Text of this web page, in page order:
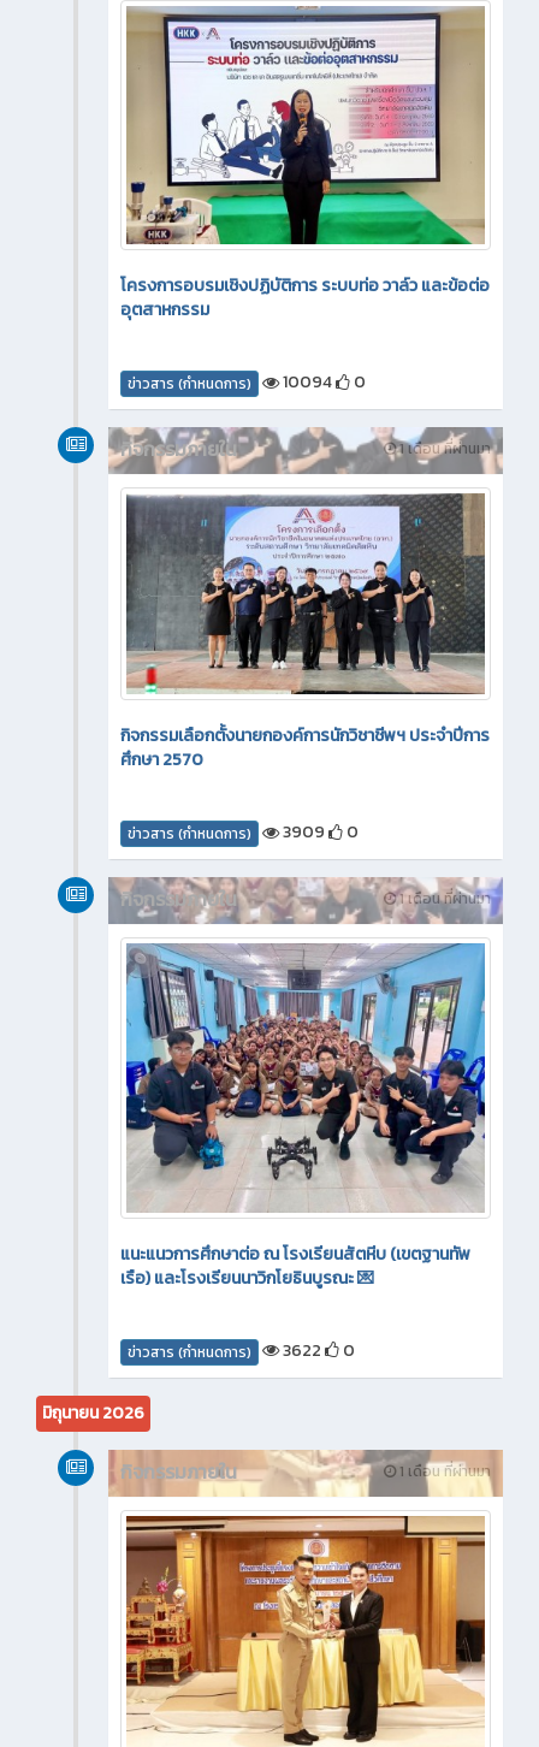
โครงการอบรมเชิงปฏิบัติการ ระบบท่อ วาล์ว และข้อต่อ
อุตสาหกรรม
ข่าวสาร (กำหนดการ) 10094 0
1 เดือน ที่ผ่านมา
กิจกรรมภายใน
กิจกรรมเลือกตั้งนายกองค์การนักวิชาชีพฯ ประจำปีการ
ศึกษา 2570
ข่าวสาร (กำหนดการ) 3909 0
1 เดือน ที่ผ่านมา
กิจกรรมภายใน
แนะแนวการศึกษาต่อ ณ โรงเรียนสัตหีบ (เขตฐานทัพ
เรือ) และโรงเรียนนาวิกโยธินบูรณะ 💌
ข่าวสาร (กำหนดการ) 3622 0
มิถุนายน 2026
1 เดือน ที่ผ่านมา
กิจกรรมภายใน